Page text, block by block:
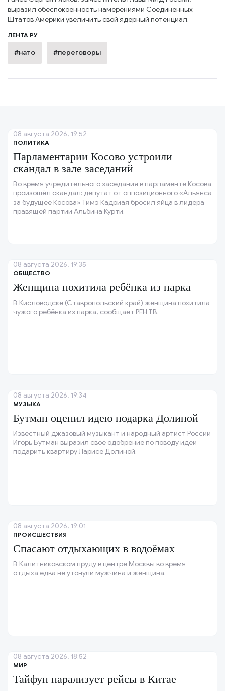
выразил обеспокоенность намерениями Соединённых
Штатов Америки увеличить свой ядерный потенциал.
ЛЕНТА РУ
#нато #переговоры
ПОЛИТИКА
Парламентарии Косово устроили
скандал в зале заседаний
Во время учредительного заседания в парламенте Косова
произошёл скандал: депутат от оппозиционного «Альянса
за будущее Косова» Тимэ Кадриая бросил яйца в лидера
правящей партии Альбина Курти.
08 августа 2026, 19:52
ОБЩЕСТВО
Женщина похитила ребёнка из парка
В Кисловодске (Ставропольский край) женщина похитила
чужого ребёнка из парка, сообщает РЕН ТВ.
08 августа 2026, 19:35
МУЗЫКА
Бутман оценил идею подарка Долиной
Известный джазовый музыкант и народный артист России
Игорь Бутман выразил своё одобрение по поводу идеи
подарить квартиру Ларисе Долиной.
08 августа 2026, 19:34
ПРОИСШЕСТВИЯ
Спасают отдыхающих в водоёмах
В Калитниковском пруду в центре Москвы во время
отдыха едва не утонули мужчина и женщина.
08 августа 2026, 19:01
МИР
Тайфун парализует рейсы в Китае
08 августа 2026, 18:52